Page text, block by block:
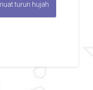
turun hujah